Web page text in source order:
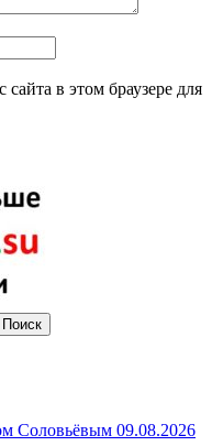
в этом браузере для
Соловьёвым 09.08.2026